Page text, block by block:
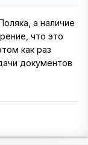
а наличие
что это
как раз
документов